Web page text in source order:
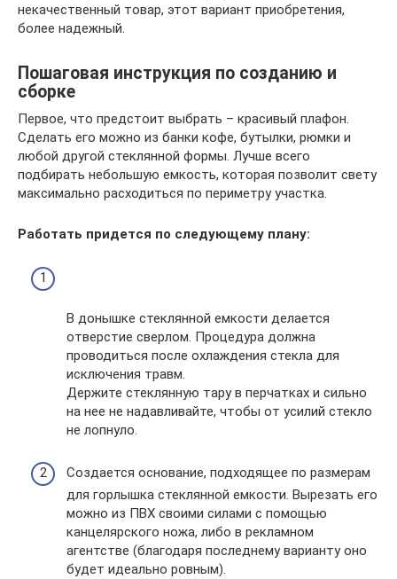
некачественный товар, этот вариант приобретения,
более надежный.
Пошаговая инструкция по созданию и
сборке
Первое, что предстоит выбрать – красивый плафон.
Сделать его можно из банки кофе, бутылки, рюмки и
любой другой стеклянной формы. Лучше всего
подбирать небольшую емкость, которая позволит свету
максимально расходиться по периметру участка.
Работать придется по следующему плану:
В донышке стеклянной емкости делается
отверстие сверлом. Процедура должна
проводиться после охлаждения стекла для
исключения травм.
Держите стеклянную тару в перчатках и сильно
на нее не надавливайте, чтобы от усилий стекло
не лопнуло.
Создается основание, подходящее по размерам
для горлышка стеклянной емкости. Вырезать его
можно из ПВХ своими силами с помощью
канцелярского ножа, либо в рекламном
агентстве (благодаря последнему варианту оно
будет идеально ровным).